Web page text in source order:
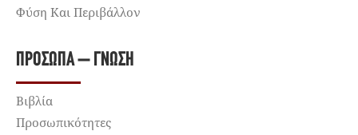
Φύση Και Περιβάλλον
ΠΡΌΣΩΠΑ – ΓΝΏΣΗ
Βιβλία
Προσωπικότητες